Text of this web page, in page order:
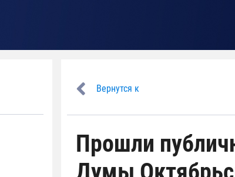
Вернутся к
Прошли